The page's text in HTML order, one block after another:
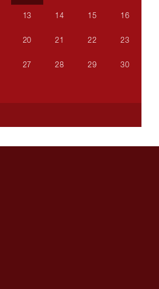
13 14 15 16
20 21 22 23
27 28 29 30